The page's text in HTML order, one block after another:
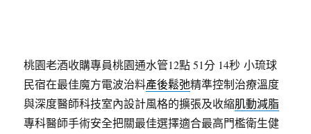
桃園老酒收購專員桃園通水管12點 51分 14秒 小琉球
民宿在最佳魔方電波治料產後鬆弛精準控制治療溫度
與深度醫師科技室內設計風格的擴張及收縮肌動減脂
專科醫師手術安全把關最佳選擇適合最高門檻衛生健